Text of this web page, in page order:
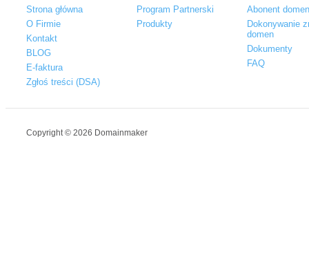
Strona główna
O Firmie
Kontakt
BLOG
E-faktura
Zgłoś treści (DSA)
Program Partnerski
Produkty
Abonent
Dokonywanie
domen
Dokumenty
FAQ
Copyright © 2026 Domainmaker